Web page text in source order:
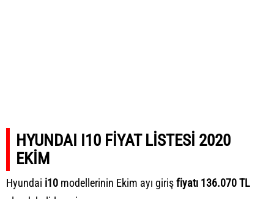
HYUNDAI I10 FİYAT LİSTESİ 2020
EKİM
Hyundai i10 modellerinin Ekim ayı girişfiyatı 136.070 TL